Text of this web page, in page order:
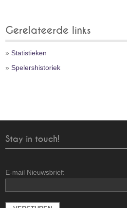
Gerelateerde links
»Statistieken
»Spelershistoriek
Stay in touch!
E-mail Nieuwsbrief: